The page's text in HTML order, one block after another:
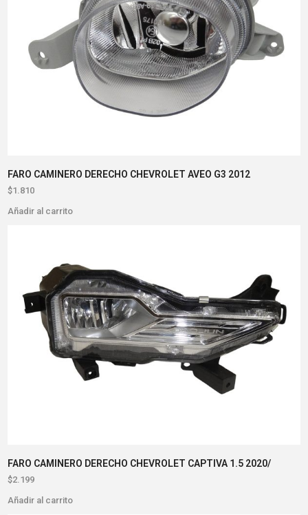
FARO CAMINERO DERECHO CHEVROLET AVEO G3 2012
$1.810
Añadir al carrito
FARO CAMINERO DERECHO CHEVROLET CAPTIVA 1.5 2020/
$2.199
Añadir al carrito